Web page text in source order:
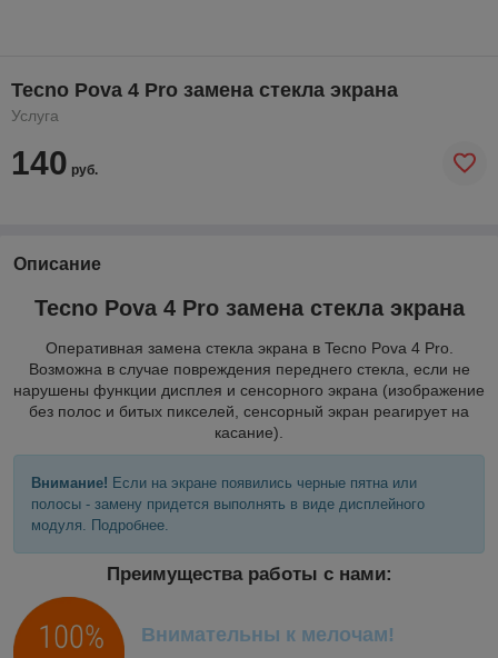
Tecno Pova 4 Pro замена стекла экрана
Услуга
140 руб.
Описание
Tecno Pova 4 Pro замена стекла экрана
Оперативная замена стекла экрана в Tecno Pova 4 Pro.
Возможна в случае повреждения переднего стекла, если не
нарушены функции дисплея и сенсорного экрана (изображение
без полос и битых пикселей, сенсорный экран реагирует на
касание).
Внимание! Если на экране появились черные пятна или
полосы - замену придется выполнять в виде дисплейного
модуля. Подробнее.
Преимущества работы с нами:
Внимательны к мелочам!